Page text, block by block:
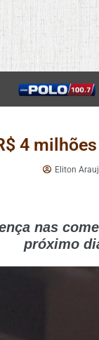
4
Eliton
nas
próximo